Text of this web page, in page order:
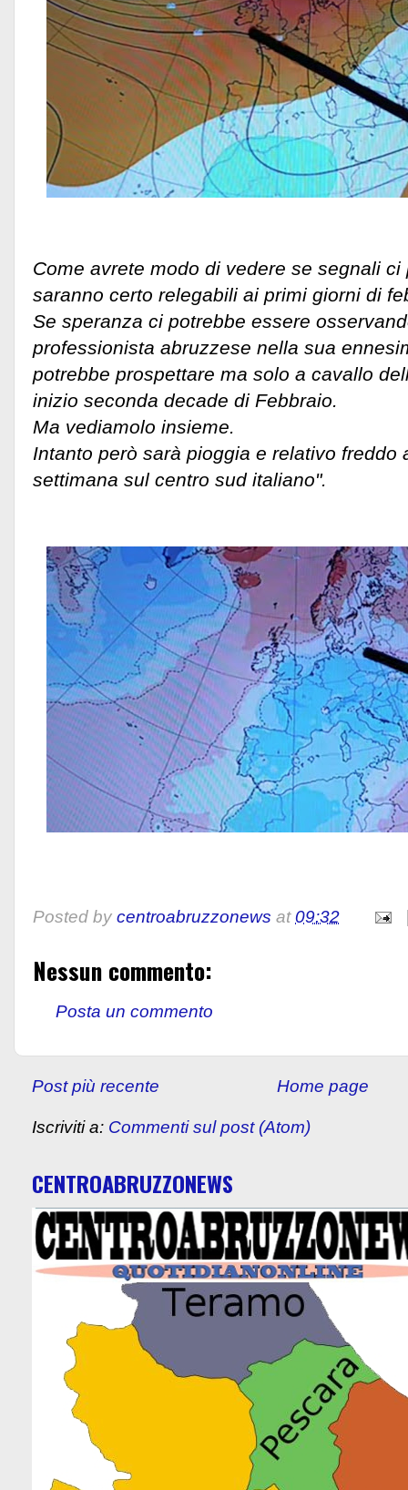
Come avrete modo di vedere se segnali
saranno certo relegabili ai primi giorni di
Se speranza ci potrebbe essere
professionista abruzzese nella sua
potrebbe prospettare ma solo a cavallo
inizio seconda decade di Febbraio.
Ma vediamolo insieme.
Intanto però sarà pioggia e relativo freddo
settimana sul centro sud italiano".
Posted by centroabruzzonews at09:32
Nessun commento:
Posta un commento
Post più recente Home page
Iscriviti a: Commenti sul post (Atom)
CENTROABRUZZONEWS